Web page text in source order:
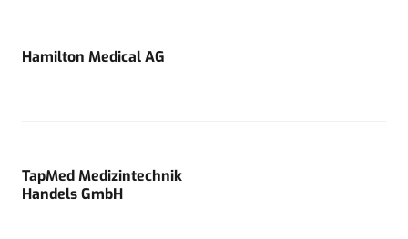
Hamilton Medical AG
TapMed Medizintechnik
Handels GmbH